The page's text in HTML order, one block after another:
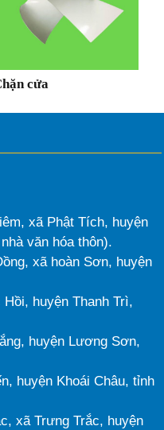
cửa
xã Phật Tích, huyện
văn hóa thôn).
xã hoàn Sơn, huyện
huyện Thanh Trì,
huyện Lương Sơn,
huyện Khoái Châu, tỉnh
xã Trưng Trắc, huyện